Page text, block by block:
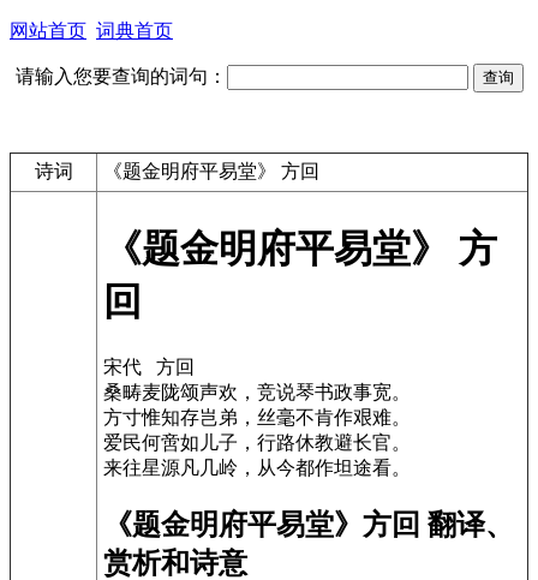
网站首页 词典首页
请输入您要查询的词句：
诗词 《题金明府平易堂》 方回
《题金明府平易堂》 方
回
宋代 方回
桑畴麦陇颂声欢，竞说琴书政事宽。
方寸惟知存岂弟，丝毫不肯作艰难。
爱民何啻如儿子，行路休教避长官。
来往星源凡几岭，从今都作坦途看。
《题金明府平易堂》方回 翻译、
赏析和诗意